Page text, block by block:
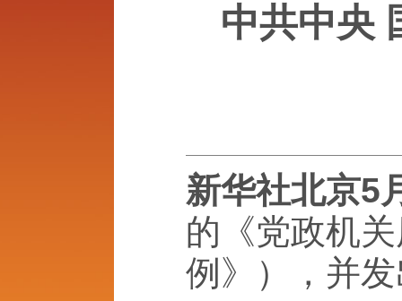
中共中央
新华社北京5
的《党政机
例》），并